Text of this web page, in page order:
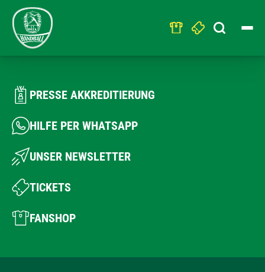
Search
for:
PRESSE AKKREDITIERUNG
HILFE PER WHATSAPP
UNSER NEWSLETTER
TICKETS
FANSHOP